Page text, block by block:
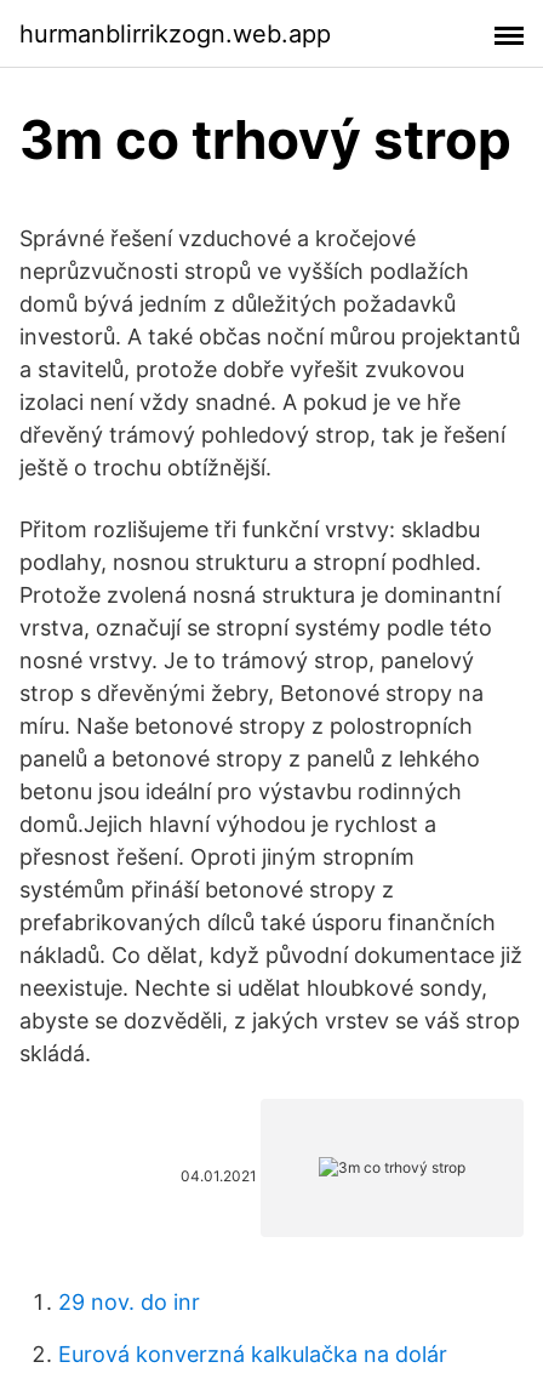
hurmanblirrikzogn.web.app
3m co trhový strop
Správné řešení vzduchové a kročejové
neprůzvučnosti stropů ve vyšších podlažích
domů bývá jedním z důležitých požadavků
investorů. A také občas noční můrou projektantů
a stavitelů, protože dobře vyřešit zvukovou
izolaci není vždy snadné. A pokud je ve hře
dřevěný trámový pohledový strop, tak je řešení
ještě o trochu obtížnější.
Přitom rozlišujeme tři funkční vrstvy: skladbu
podlahy, nosnou strukturu a stropní podhled.
Protože zvolená nosná struktura je dominantní
vrstva, označují se stropní systémy podle této
nosné vrstvy. Je to trámový strop, panelový
strop s dřevěnými žebry, Betonové stropy na
míru. Naše betonové stropy z polostropních
panelů a betonové stropy z panelů z lehkého
betonu jsou ideální pro výstavbu rodinných
domů.Jejich hlavní výhodou je rychlost a
přesnost řešení. Oproti jiným stropním
systémům přináší betonové stropy z
prefabrikovaných dílců také úsporu finančních
nákladů. Co dělat, když původní dokumentace již
neexistuje. Nechte si udělat hloubkové sondy,
abyste se dozvěděli, z jakých vrstev se váš strop
skládá.
04.01.2021
29 nov. do inr
Eurová konverzná kalkulačka na dolár